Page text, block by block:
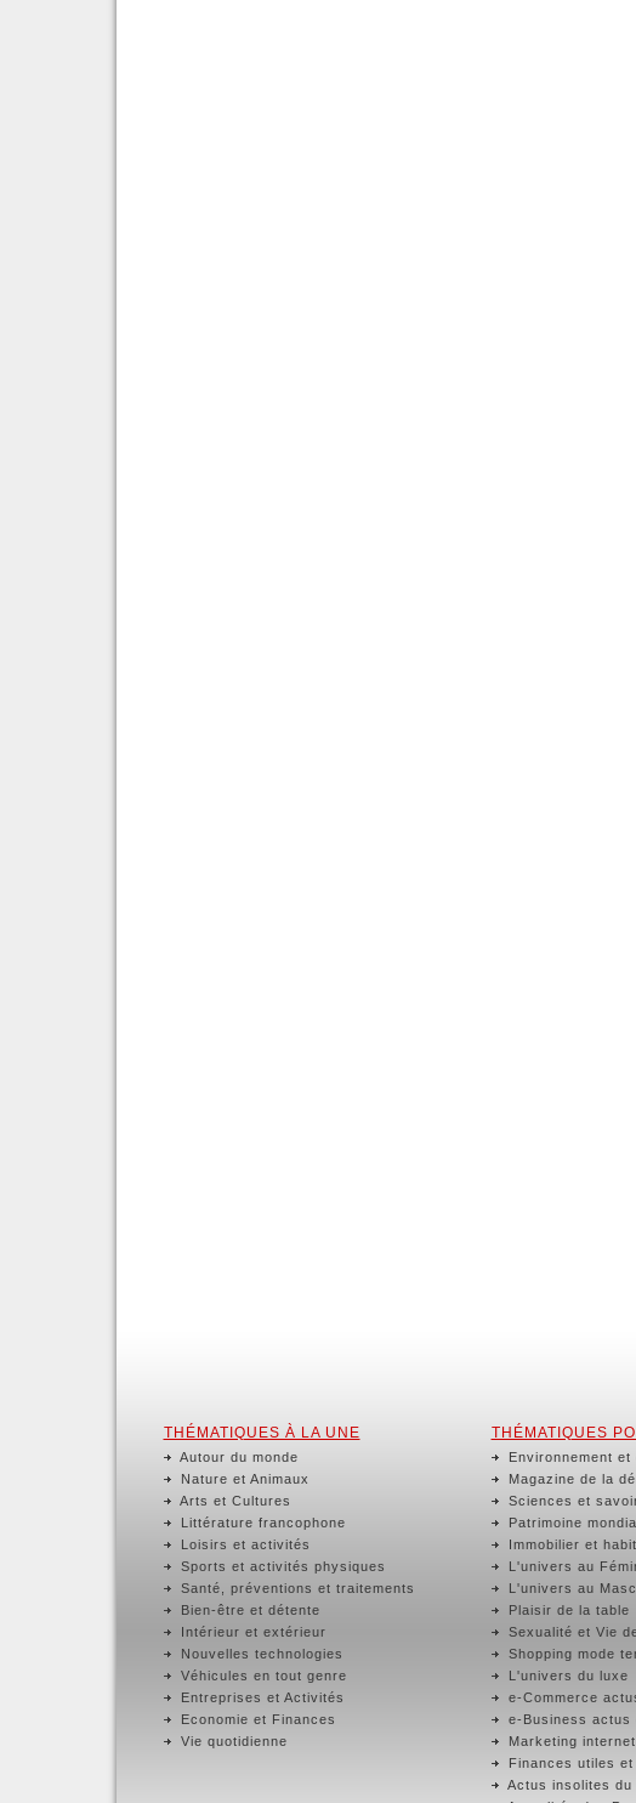
THÉMATIQUES À LA UNE
Autour du monde
Nature et Animaux
Arts et Cultures
Littérature francophone
Loisirs et activités
Sports et activités physiques
Santé, préventions et traitements
Bien-être et détente
Intérieur et extérieur
Nouvelles technologies
Véhicules en tout genre
Entreprises et Activités
Economie et Finances
Vie quotidienne
THÉMATIQUES
Environnement et
Magazine de la
Sciences et
Patrimoine
Immobilier et
L'univers au
L'univers au
Plaisir de la table
Sexualité et Vie
Shopping mode
L'univers du luxe
e-Commerce
e-Business actus
Marketing internet
Finances utiles et
Actus insolites du